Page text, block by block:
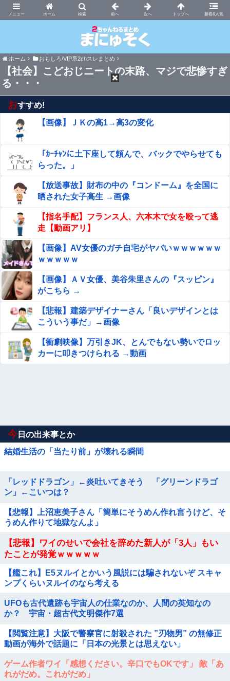
ホーム 新着&人気
まにゅそく 2chまとめニュース速報VIP
ホーム おもしろ/VIP系2chスレまとめ
【社会】こどおじニートの末路、マジで悲惨すぎ
る・・・
おすすめ!
【画像】ＪＫの高1→高3の変化
「ｶｰﾁｬﾝに土下座して頼んで、バックでやらせても
らった。」
【放送事故】財布の中の『コンドーム』を全国に
晒された女子高生 →画像
【指名手配】フランス人、六本木で女を殴って逃
走【動画アリ】
【画像】AV女優のガチ自宅がヤバいｗｗｗｗｗｗ
ｗｗｗｗｗ
【画像】ＡＶ女優、美谷朱里さんの『スッピン』
がこちら →
【悲報】建築デザイナーさん「良いデザインとは
こういう事だ」→画像
【衝劇映像】万引きJK、とんでもない勢いでロッ
カーに叩きつけられる →動画
今 日の出来事とか
結婚生活の「当たり前」が壊れる瞬間
「レッドドラゴン」←炎吐いてきそう 「グリーンドラゴ
ン」←こいつは？
【悲報】上沼恵美子さん「簡単にそうめん作れ言うけど、そ
うめん作りて地獄なんよ」
【悲報】ワイのせいで会社を辞めた新人が「3人」もい
たことが発覚ｗｗｗｗｗ
【艦これ】E5ヌルイとかいう風説には騙されないぞ スキャ
ンプくらいヌルイのなら考える
UFOも古代遺跡も宇宙人の仕業なのか、人間の英知なの
か？ 宇宙・超古代文明傑作7選
【閲覧注意】大阪で警察官に射殺された ”刃物男” の無修正
動画が海外で話題に「日本の光景とは思えない」
ゲーム作者ワイ「感想ください。辛口でもOKです」 敵「あ
れがだめ。これがだめ」